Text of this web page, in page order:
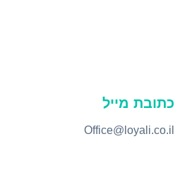
כתובת מייל
Office@loyali.co.il